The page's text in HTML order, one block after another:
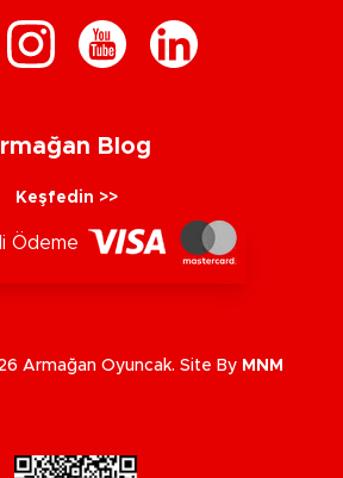
Blog
Keşfedin >>
Ödeme
Armağan Oyuncak. Site By MNM